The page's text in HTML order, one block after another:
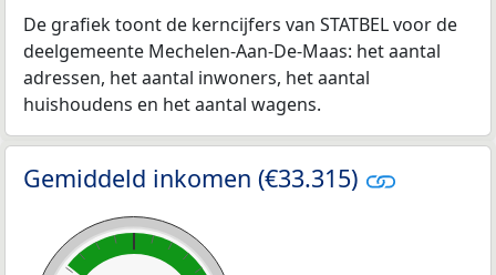
De grafiek toont de kerncijfers van STATBEL voor de
deelgemeente Mechelen-Aan-De-Maas: het aantal
adressen, het aantal inwoners, het aantal
huishoudens en het aantal wagens.
Gemiddeld inkomen (€33.315)